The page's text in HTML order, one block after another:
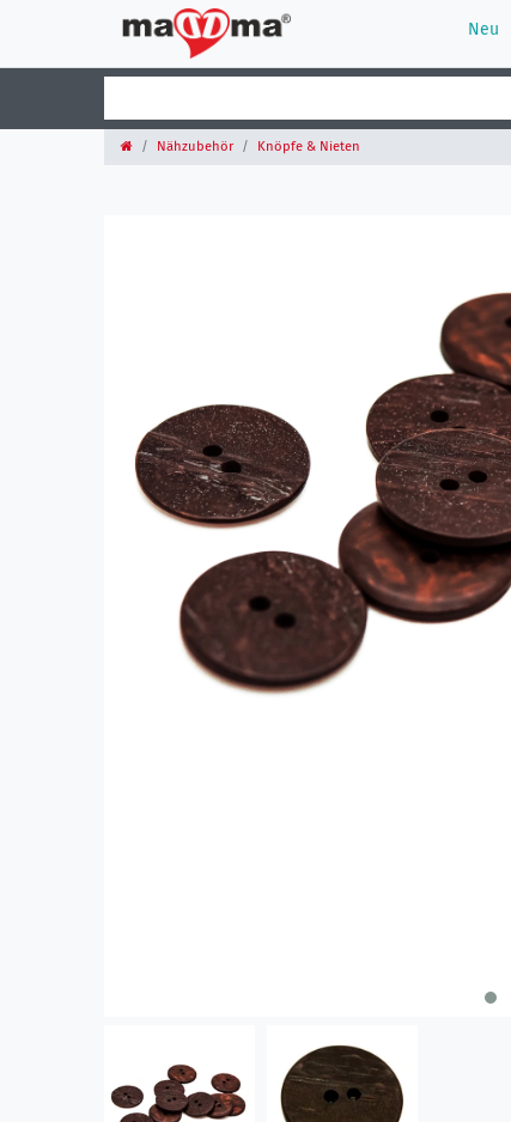
Neu
Nähzubehör Knöpfe & Nieten